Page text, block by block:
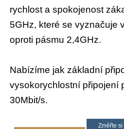
rychlost a spokojenost
5GHz, které se vyznačuje
oproti pásmu 2,4GHz.
Nabízíme jak základní
vysokorychlostní připojení
30Mbit/s.
Změřte si